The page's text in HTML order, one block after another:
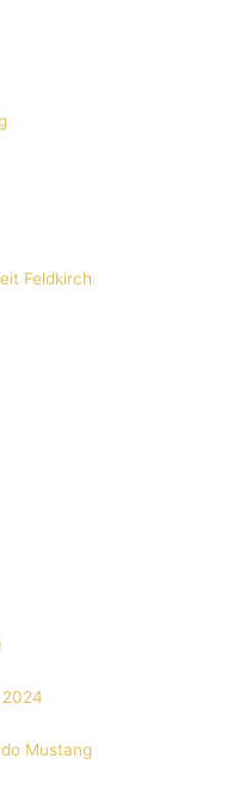
Feldkirch
2024
Mustang